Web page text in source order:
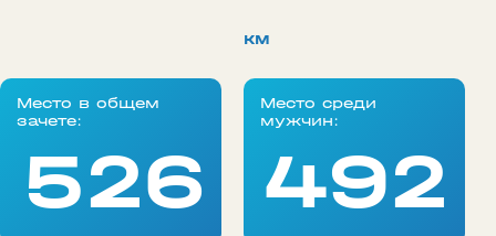
км
Место в общем
зачете:
526
Место среди
мужчин:
492